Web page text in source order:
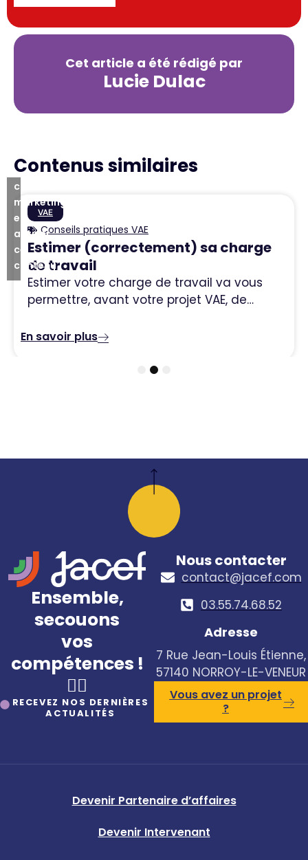
Cet article a été rédigé par
Lucie Dulac
Contenus similaires
Cliquez
les
cookies
marketing
et
activer
ce
contenu
VAE
Conseils pratiques VAE
Estimer (correctement) sa charge
de travail
Estimer votre charge de travail va vous
permettre, avant votre projet VAE, de…
Ensemble,
secouons
vos
compétences !
🤸‍♀️
RECEVEZ NOS DERNIÈRES
ACTUALITÉS
Nous contacter
contact@jacef.com
03.55.74.68.52​
Adresse
7 Rue Jean-Louis Étienne,
57140 NORROY-LE-VENEUR
Vous avez un projet
?
Devenir Partenaire d’affaires
Devenir Intervenant